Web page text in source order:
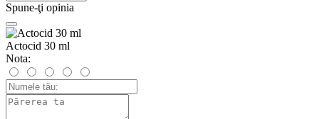
Spune-ţi opinia
Actocid 30 ml
Nota: